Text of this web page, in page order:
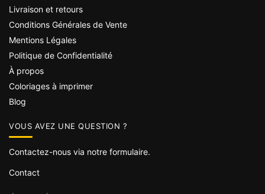
Livraison et retours
Conditions Générales de Vente
Mentions Légales
Politique de Confidentialité
À propos
Coloriages à imprimer
Blog
VOUS AVEZ UNE QUESTION ?
Contactez-nous via notre formulaire.
Contact